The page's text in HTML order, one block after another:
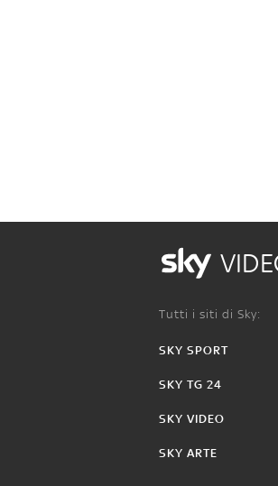
Tutti i siti di Sky:
SKY SPORT
SKY TG 24
SKY VIDEO
SKY ARTE